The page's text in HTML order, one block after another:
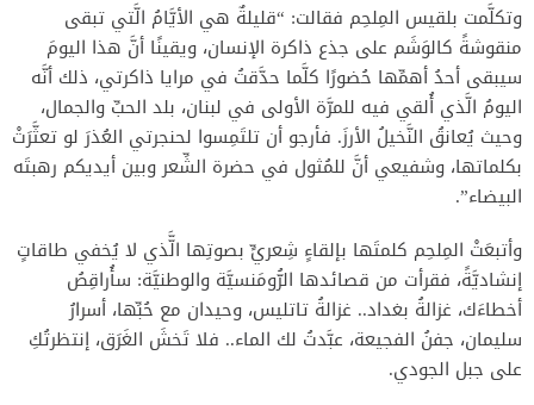
وتكلَّمت بلقيس المِلحِم فقالت: “قليلةٌ هي الأيَّامُ الَّتي تبقى
منقوشةً كالوَشَم على جذع ذاكرة الإنسان، ويقينًا أنَّ هذا اليومَ
سيبقى أحدُ أهمِّها حُضورًا كلَّما حدَّقتُ في مرايا ذاكرتي، ذلك أنَّه
اليومُ الَّذي أُلقي فيه للمرَّة الأولى في لبنان، بلد الحبِّ والجمال،
وحيث يُعانقُ النَّخيلُ الأرزَ. فأرجو أن تلتَمِسوا لحنجرتي العُذرَ لو تعثَّرَتْ
بكلماتها، وشفيعي أنَّ للمُثول في حضرة الشِّعر وبين أيديكم رهبتَه
البيضاء”.
وأتبعَتْ المِلحِم كلمتَها بإلقاءٍ شِعريٍّ بصوتِها الَّّذي لا يُخفي طاقاتٍ
إنشاديَّةً، فقرأت من قصائدها الرُّومَنسيَّة والوطنيَّة: سأُراقِصُ
أخطاءَك، غزالةُ بغداد.. غزالةُ تاتليس، وحيدان مع حُبِّها، أسرارُ
سليمان، جفنُ الفجيعة، عبَّدتُ لك الماء.. فلا تَخشَ الغَرَق، إنتظرتُكِ
على جبل الجودي.